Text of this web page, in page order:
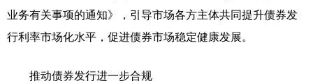
业务有关事项的通知》，引导市场各方主体共同提升债券发
行利率市场化水平，促进债券市场稳定健康发展。
推动债券发行进一步合规